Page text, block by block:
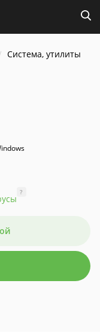
Система, утилиты
?